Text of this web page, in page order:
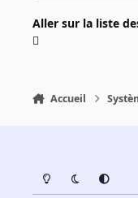
Aller sur la liste
Accueil
Light ModeDark ModeSystem